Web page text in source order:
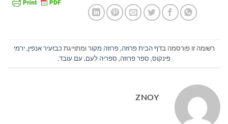
רשומה זו פורסמה בדף הבית פרוזה,פרוזה מקורומתוייגת כבזעיר אנפין,ירמי
פינקוס, ספר פרוזה, ספריה לעם, עם עובד.
ZNOY